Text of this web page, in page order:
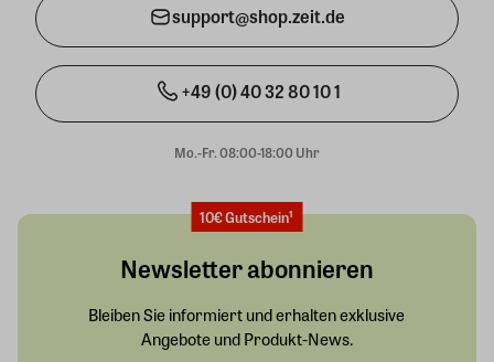
support@shop.zeit.de
+49 (0) 40 32 80 10 1
Mo.-Fr. 08:00-18:00 Uhr
10€ Gutschein¹
Newsletter abonnieren
Bleiben Sie informiert und erhalten exklusive
Angebote und Produkt-News.